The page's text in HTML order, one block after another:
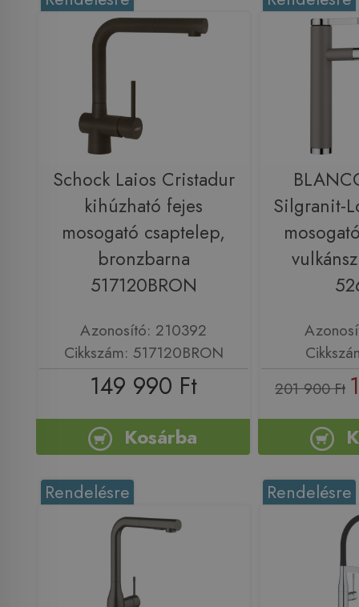
Schock Laios Cristadur
kihúzható fejes
mosogató csaptelep,
bronzbarna
517120BRON
Azonosító: 210392
Cikkszám: 517120BRON
149 990 Ft
Kosárba
Silgranit-
201 900 Ft
Rendelésre Rendelésre